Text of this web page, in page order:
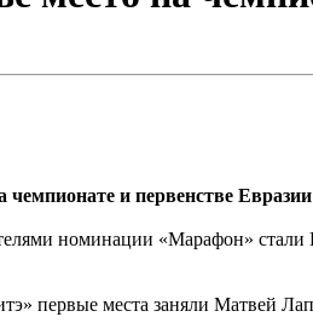
и первенстве
номинации «Марафон»
первые места заняли Матвей